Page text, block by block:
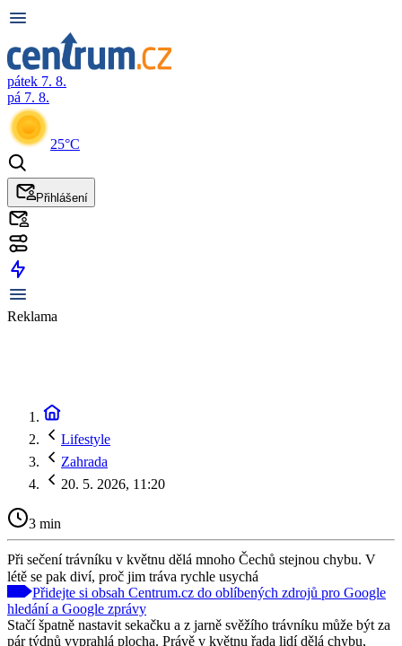
pátek 7. 8.
pá 7. 8.
25°C
Přihlášení
Reklama
Lifestyle
Zahrada
20. 5. 2026, 11:20
3 min
Při sečení trávníku v květnu dělá mnoho Čechů stejnou chybu. V
létě se pak diví, proč jim tráva rychle usychá
Přidejte si obsah Centrum.cz do oblíbených zdrojů pro Google
hledání a Google zprávy
Stačí špatně nastavit sekačku a z jarně svěžího trávníku může být za
pár týdnů vyprahlá plocha. Právě v květnu řada lidí dělá chybu,